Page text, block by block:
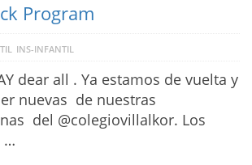
Program
INS-INFANTIL
dear all . Ya estamos de vuelta y
nuevas de nuestras
del @colegiovillalkor. Los
…